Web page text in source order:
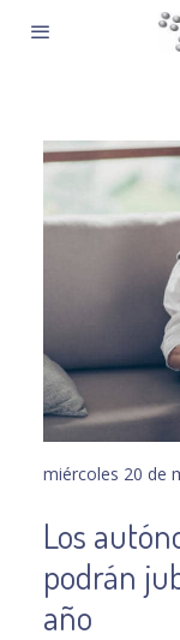
miércoles 20 de
Los
podrán
año